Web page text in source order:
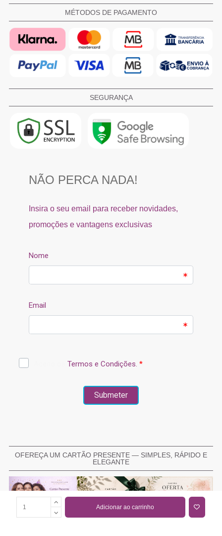
Adicionar ao carrinho
MÉTODOS DE PAGAMENTO
SEGURANÇA
OFEREÇA UM CARTÃO PRESENTE — SIMPLES, RÁPIDO E
ELEGANTE